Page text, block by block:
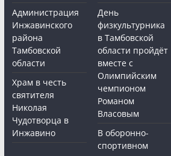
Администрация
Инжавинского
района
Тамбовской
области
Храм в честь
святителя
Николая
Чудотворца в
Инжавино
День
физкультурника
в Тамбовской
области пройдёт
вместе с
Олимпийским
чемпионом
Романом
Власовым
В оборонно-
спортивном